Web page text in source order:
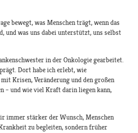
bewegt, was Menschen trägt, wenn das
und was uns dabei unterstützt, uns selbst
in der Onkologie gearbeitet.
Dort habe ich erlebt, wie
Krisen, Veränderung und den großen
– und wie viel Kraft darin liegen kann,
immer stärker der Wunsch, Menschen
zu begleiten, sondern früher